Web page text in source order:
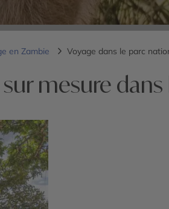
en Zambie Voyage dans le parc
mesure